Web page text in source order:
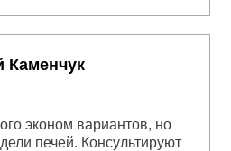
Каменчук
эконом вариантов, но
печей. Консультируют